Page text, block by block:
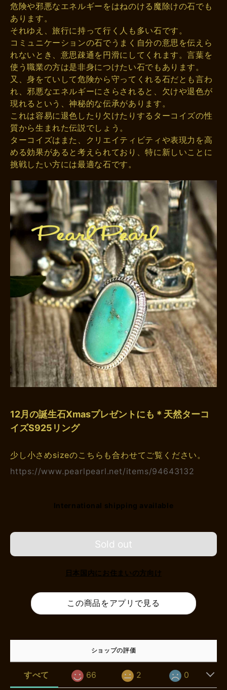
危険や邪悪なエネルギーをはねのける魔除けの石でも
あります。
それゆえ、旅行に持って行く人も多い石です。
コミュニケーションの石でうまく自分の意思を伝えら
れないとき、意思疎通を円滑にしてくれます。言葉を
使う職業の方は是非身につけたい石でもあります。
又、身をていして危険から守ってくれる石だとも言わ
れ、邪悪なエネルギーにさらされると、欠けや退色が
現れるという、神秘的な伝承があります。
これは容易に退色したり欠けたりするターコイズの性
質から生まれた伝説でしょう。
ターコイズはまた、クリエイティビティや表現力を高
める効果があると考えられており、特に新しいことに
挑戦したい方には最適な石です。
12月の誕生石Xmasプレゼントにも＊天然ターコ
イズS925リング
少し小さめsizeのこちらも合わせてご覧ください。
https://www.pearlpearl.net/items/94643132
International shipping available
Sold out
日本国内にお住まいの方向け
この商品をアプリで見る
ショップの評価
すべて 66 2 0